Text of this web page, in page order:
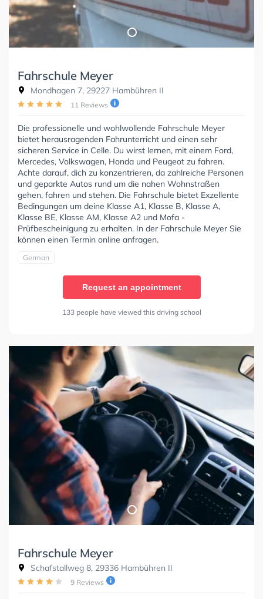
Fahrschule Meyer
Mondhagen 7, 29227 Hambühren II
11 Reviews
Die professionelle und wohlwollende Fahrschule Meyer
bietet herausragenden Fahrunterricht und einen sehr
sicheren Service in Celle. Du wirst lernen, mit einem Ford,
Mercedes, Volkswagen, Honda und Peugeot zu fahren.
Achte darauf, dich zu konzentrieren, da zahlreiche Personen
und geparkte Autos rund um die nahen Wohnstraßen
gehen, fahren und stehen. Die Fahrschule bietet Exzellente
Bedingungen um deine Klasse A1, Klasse B, Klasse A,
Klasse BE, Klasse AM, Klasse A2 und Mofa -
Prüfbescheinigung zu erhalten. In der Fahrschule Meyer Sie
können einen Termin online anfragen.
German
Request an appointment
133 people have viewed this driving school
Fahrschule Meyer
Schafstallweg 8, 29336 Hambühren II
9 Reviews